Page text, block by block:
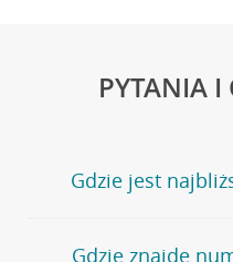
PYTANIA
Gdzie jest
Jeśli szukasz oddziału
Gdzie znajdę